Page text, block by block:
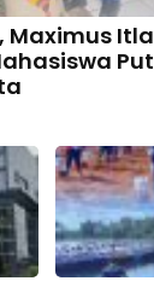
Maximus